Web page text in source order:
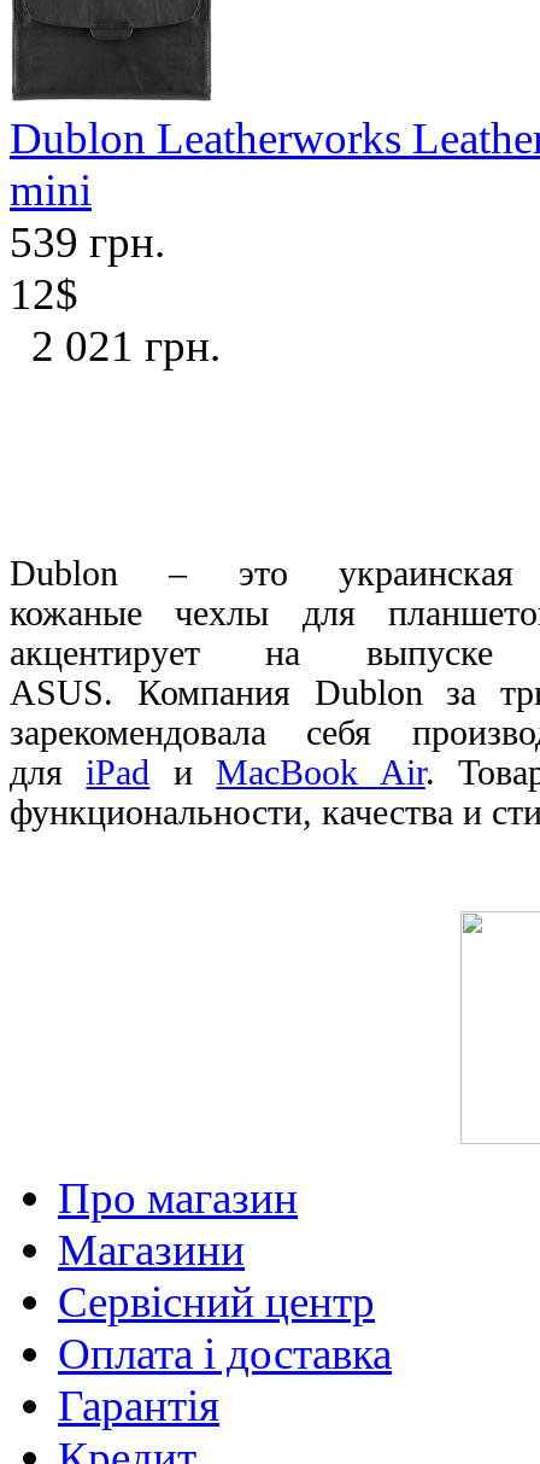
Dublon Leatherworks
mini
539 грн.
12$
2 021 грн.
Dublon – это украинская
кожаные чехлы для
акцентирует на
ASUS. Компания Dublon за
зарекомендовала себя
для iPad иMacBook Air.
функциональности, качества и
Про магазин
Магазини
Сервісний центр
Оплата і доставка
Гарантія